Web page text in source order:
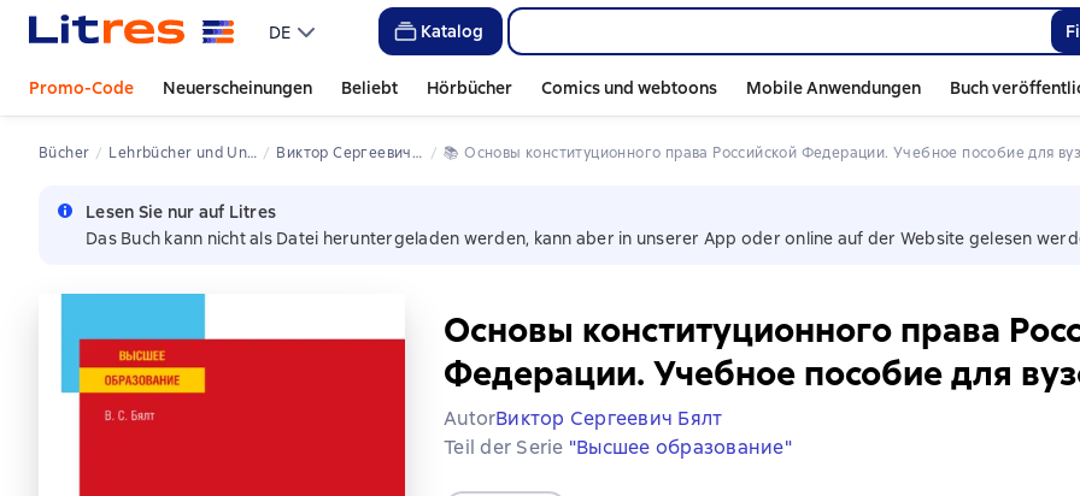
DE Katalog
Promo-Code Neuerscheinungen Beliebt Hörbücher Comics und webtoons Mobile Anwendungen Buch
Bücher Lehrbücher und Unterrichtsmaterial für Universitäten Виктор Сергеевич Бялт 📚 Основы конституционного права Российской Федерации. Учебное пособие для
Lesen Sie nur auf Litres
Das Buch kann nicht als Datei heruntergeladen werden, kann aber in unserer App oder online auf der Website gelesen
Основы конституционного права
Федерации. Учебное пособие для
AutorВиктор Сергеевич Бялт
Teil der Serie "Высшее образование"